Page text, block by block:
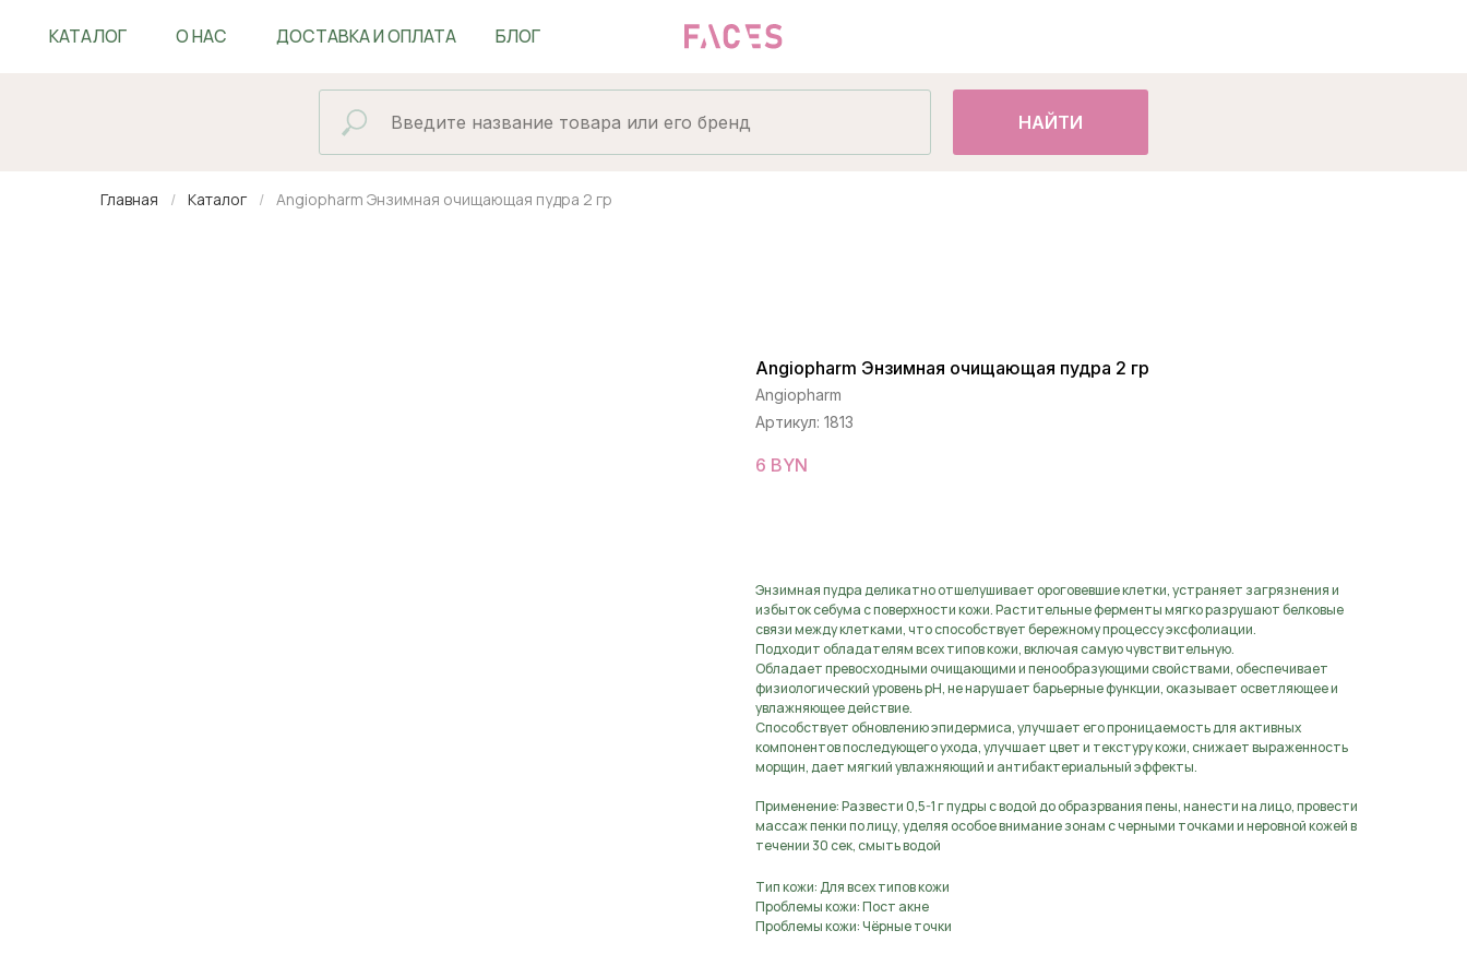
КАТАЛОГ О НАС БЛОГ
ДОСТАВКА И ОПЛАТА
НАЙТИ
Главная Каталог Angiopharm Энзимная очищающая пудра 2 гр
Angiopharm Энзимная очищающая пудра 2 гр
Angiopharm
Артикул: 1813
6 BYN
Энзимная пудра деликатно отшелушивает ороговевшие клетки, устраняет загрязнения и
избыток себума с поверхности кожи. Растительные ферменты мягко разрушают белковые
связи между клетками, что способствует бережному процессу эксфолиации.
Подходит обладателям всех типов кожи, включая самую чувствительную.
Обладает превосходными очищающими и пенообразующими свойствами, обеспечивает
физиологический уровень pH, не нарушает барьерные функции, оказывает осветляющее и
увлажняющее действие.
Способствует обновлению эпидермиса, улучшает его проницаемость для активных
компонентов последующего ухода, улучшает цвет и текстуру кожи, снижает выраженность
морщин, дает мягкий увлажняющий и антибактериальный эффекты.
Применение: Развести 0,5-1 г пудры с водой до образрвания пены, нанести на лицо, провести
массаж пенки по лицу, уделяя особое внимание зонам с черными точками и неровной кожей в
течении 30 сек, смыть водой
Тип кожи: Для всех типов кожи
Проблемы кожи: Пост акне
Проблемы кожи: Чёрные точки